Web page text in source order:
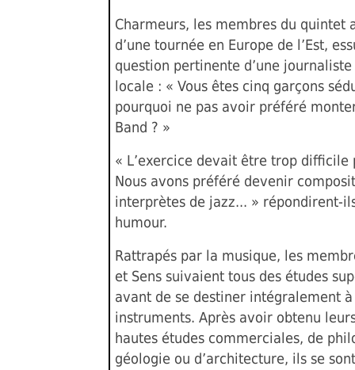
Charmeurs, les membres du quintet
d’une tournée en Europe de l’Est,
question pertinente d’une
locale : « Vous êtes cinq garçons
pourquoi ne pas avoir préféré
Band ? »
« L’exercice devait être trop difficile
Nous avons préféré devenir
interprètes de jazz... » répondirent-
humour.
Rattrapés par la musique, les
et Sens suivaient tous des études
avant de se destiner intégralement
instruments. Après avoir obtenu
hautes études commerciales, de
géologie ou d’architecture, ils se